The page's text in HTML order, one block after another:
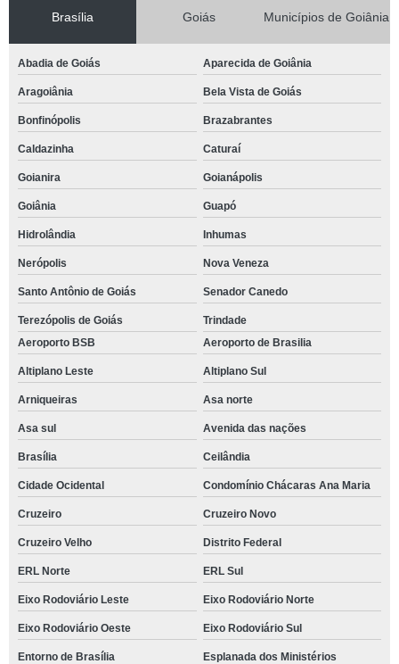
Brasília Goiás Municípios de Goiânia
Abadia de Goiás Aparecida de Goiânia
Aragoiânia Bela Vista de Goiás
Bonfinópolis Brazabrantes
Caldazinha Caturaí
Goianira Goianápolis
Goiânia Guapó
Hidrolândia Inhumas
Nerópolis Nova Veneza
Santo Antônio de Goiás Senador Canedo
Terezópolis de Goiás
Trindade
Aeroporto BSB
Aeroporto de Brasilia
Altiplano Leste Altiplano Sul
Arniqueiras Asa norte
Asa sul Avenida das nações
Brasília Ceilândia
Cidade Ocidental Condomínio Chácaras Ana Maria
Cruzeiro Cruzeiro Novo
Cruzeiro Velho Distrito Federal
ERL Norte ERL Sul
Eixo Rodoviário Leste Eixo Rodoviário Norte
Eixo Rodoviário Oeste Eixo Rodoviário Sul
Entorno de Brasília Esplanada dos Ministérios